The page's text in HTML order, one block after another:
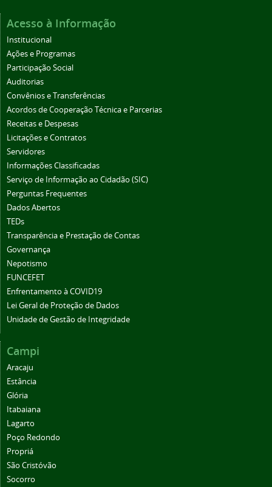
Acesso à Informação
Institucional
Ações e Programas
Participação Social
Auditorias
Convênios e Transferências
Acordos de Cooperação Técnica e Parcerias
Receitas e Despesas
Licitações e Contratos
Servidores
Informações Classificadas
Serviço de Informação ao Cidadão (SIC)
Perguntas Frequentes
Dados Abertos
TEDs
Transparência e Prestação de Contas
Governança
Nepotismo
FUNCEFET
Enfrentamento à COVID19
Lei Geral de Proteção de Dados
Unidade de Gestão de Integridade
Campi
Aracaju
Estância
Glória
Itabaiana
Lagarto
Poço Redondo
Propriá
São Cristóvão
Socorro